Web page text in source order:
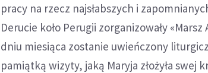
pracy na rzecz najsłabszych i
Derucie koło Perugii zorganizowały
dniu miesiąca zostanie uwieńczony
pamiątką wizyty, jaką Maryja złożyła swej